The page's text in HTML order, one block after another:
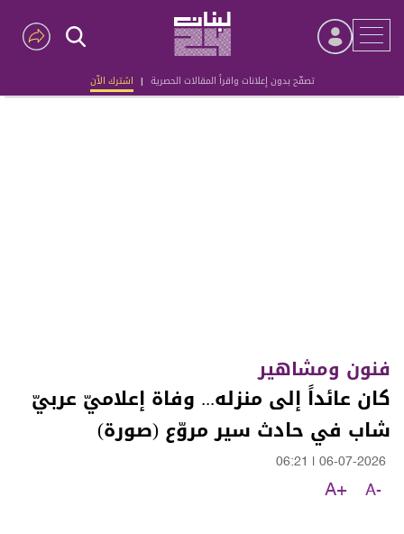
تصفّح بدون إعلانات واقرأ المقالات الحصرية | اشترك الآن
Advertisement
فنون ومشاهير
كان عائداً إلى منزله... وفاة إعلاميّ عربيّ
شاب في حادث سير مروّع (صورة)
06-07-2026
06:21
A-
A+